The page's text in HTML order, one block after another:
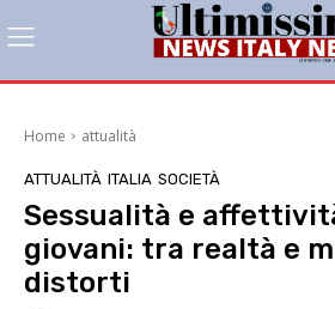
Home attualità
ATTUALITÀ ITALIA SOCIETÀ
Sessualità e
giovani: tra realtà e
distorti